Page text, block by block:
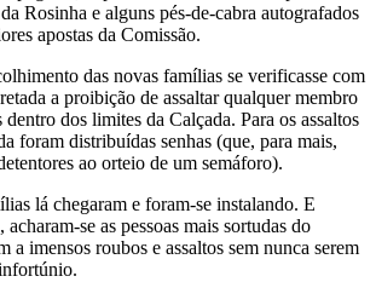
Rosinha e alguns pés-de-cabra autografados
apostas da Comissão.
das novas famílias se verificasse com
a proibição de assaltar qualquer membro
dos limites da Calçada. Para os assaltos
foram distribuídas senhas (que, para mais,
ao orteio de um semáforo).
lá chegaram e foram-se instalando. E
acharam-se as pessoas mais sortudas do
a imensos roubos e assaltos sem nunca serem